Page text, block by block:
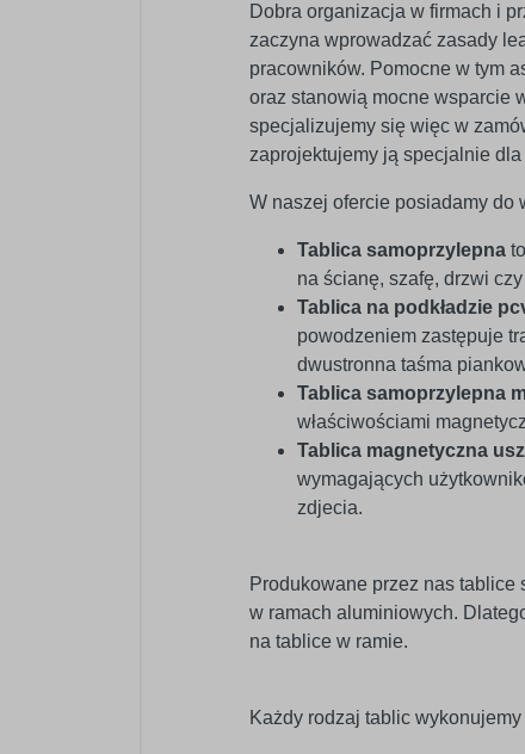
Dobra organizacja w firmach i
zaczyna wprowadzać zasady
pracowników. Pomocne w tym
oraz stanowią mocne wsparcie
specjalizujemy się więc w
zaprojektujemy ją specjalnie
W naszej ofercie posiadamy do
Tablica samoprzylepna
na ścianę, szafę, drzwi
Tablica na podkładzie
powodzeniem zastępuje
dwustronna taśma
Tablica samoprzylepna
właściwościami
Tablica magnetyczna
wymagających
zdjecia.
Produkowane przez nas tablice
w ramach aluminiowych.
na tablice w ramie.
Każdy rodzaj tablic